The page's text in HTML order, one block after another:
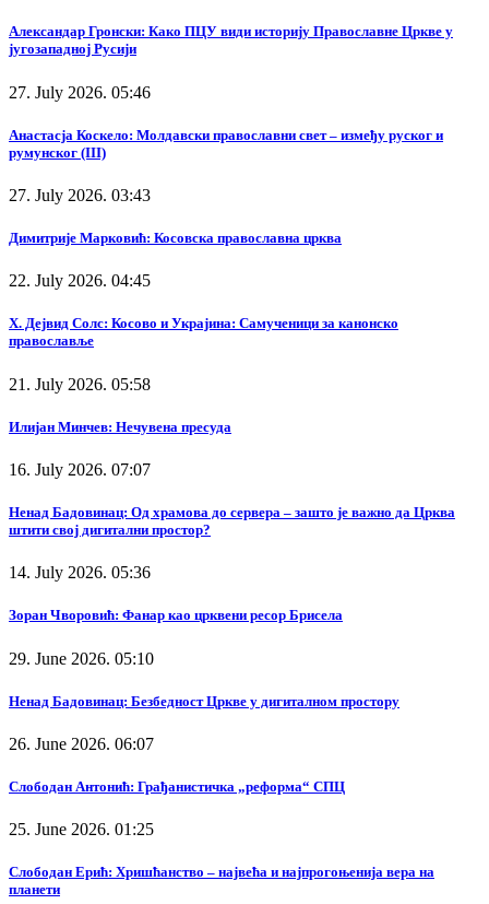
Александар Гронски: Како ПЦУ види историју Православне Цркве у
југозападној Русији
27. July 2026. 05:46
Анастасја Коскело: Молдавски православни свет – између руског и
румунског (III)
27. July 2026. 03:43
Димитрије Марковић: Косовска православна црква
22. July 2026. 04:45
Х. Дејвид Солс: Косово и Украјина: Самученици за канонско
православље
21. July 2026. 05:58
Илијан Минчев: Нечувена пресуда
16. July 2026. 07:07
Ненад Бадовинац: Од храмова до сервера – зашто је важно да Црква
штити свој дигитални простор?
14. July 2026. 05:36
Зоран Чворовић: Фанар као црквени ресор Брисела
29. June 2026. 05:10
Ненад Бадовинац: Безбедност Цркве у дигиталном простору
26. June 2026. 06:07
Слободан Антонић: Грађанистичка „реформа“ СПЦ
25. June 2026. 01:25
Слободан Ерић: Хришћанство – највећа и најпрогоњенија вера на
планети